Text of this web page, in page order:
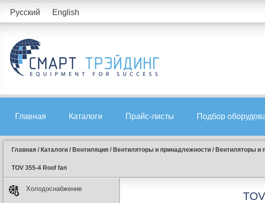
Русский English
Главная Каталоги Прайс-листы Подбор
Главная / Каталоги / Вентиляция / Вентиляторы и принадлежности / Вентиляторы и
TOV 355-4 Roof fan
Холодоснабжение